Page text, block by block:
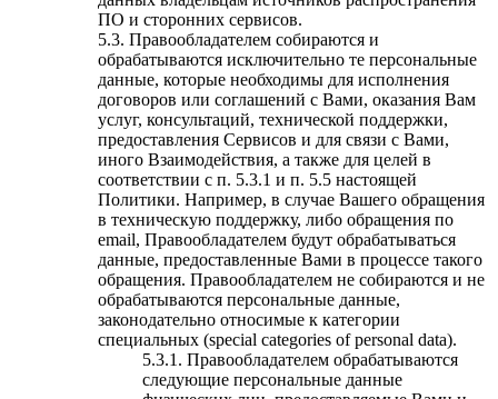
ПО и сторонних сервисов.
5.3. Правообладателем собираются и
обрабатываются исключительно те персональные
данные, которые необходимы для исполнения
договоров или соглашений с Вами, оказания Вам
услуг, консультаций, технической поддержки,
предоставления Сервисов и для связи с Вами,
иного Взаимодействия, а также для целей в
соответствии с п. 5.3.1 и п. 5.5 настоящей
Политики. Например, в случае Вашего обращения
в техническую поддержку, либо обращения по
email, Правообладателем будут обрабатываться
данные, предоставленные Вами в процессе такого
обращения. Правообладателем не собираются и не
обрабатываются персональные данные,
законодательно относимые к категории
специальных (special categories of personal data).
5.3.1. Правообладателем обрабатываются
следующие персональные данные